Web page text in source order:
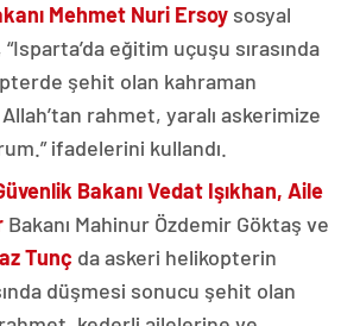
Mehmet Nuri Ersoy sosyal
eğitim uçuşu sırasında
şehit olan kahraman
rahmet, yaralı askerimize
ifadelerini kullandı.
Bakanı Vedat Işıkhan, Aile
Bakanı Mahinur Özdemir Göktaş ve
Tunç da askeri helikopterin
düşmesi sonucu şehit olan